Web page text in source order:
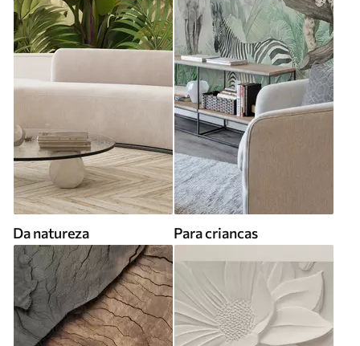
Da natureza Para criancas